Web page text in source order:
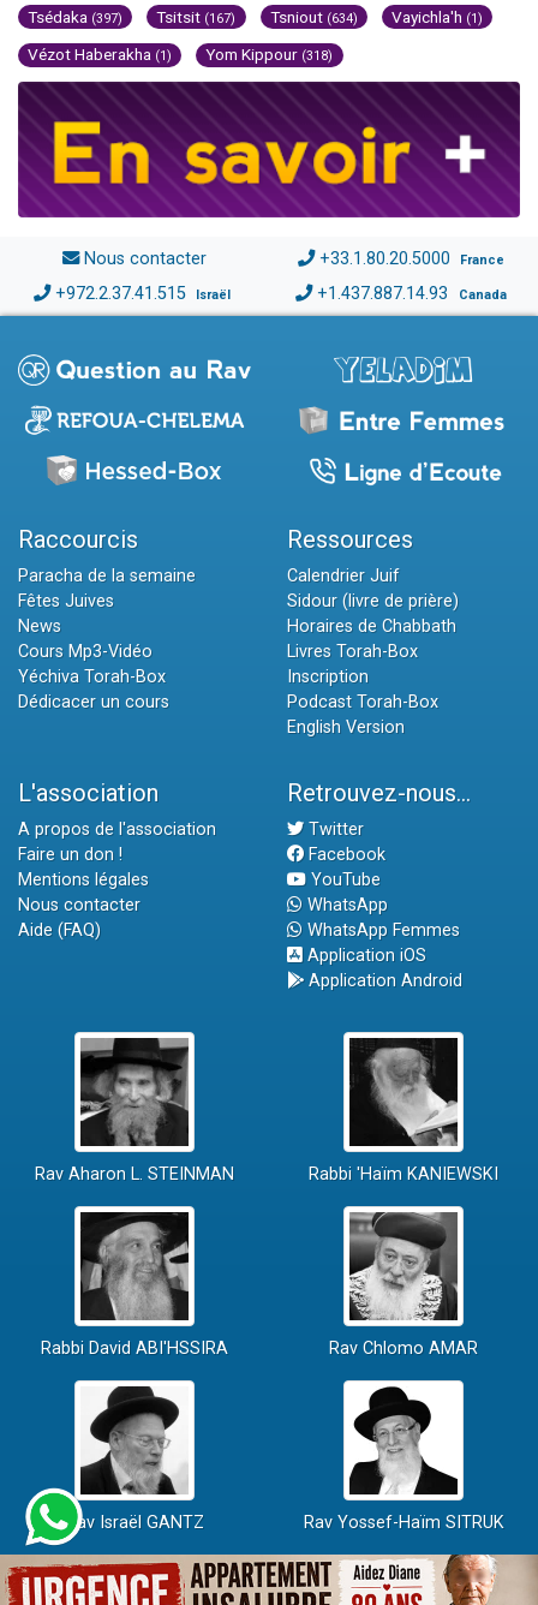
Tsédaka (397) Tsitsit (167) Tsniout (634) Vayichla'h (1)
Vézot Haberakha (1) Yom Kippour (318)
Nous contacter +33.1.80.20.5000 France
+972.2.37.41.515 Israël +1.437.887.14.93 Canada
Raccourcis
Paracha de la semaine
Fêtes Juives
News
Cours Mp3-Vidéo
Yéchiva Torah-Box
Dédicacer un cours
Ressources
Calendrier Juif
Sidour (livre de prière)
Horaires de Chabbath
Livres Torah-Box
Inscription
Podcast Torah-Box
English Version
L'association
A propos de l'association
Faire un don !
Mentions légales
Nous contacter
Aide (FAQ)
Retrouvez-nous...
Twitter
Facebook
YouTube
WhatsApp
WhatsApp Femmes
Application iOS
Application Android
Rav Aharon L. STEINMAN Rabbi 'Haïm KANIEWSKI
Rabbi David ABI'HSSIRA Rav Chlomo AMAR
Rav Israël GANTZ Rav Yossef-Haïm SITRUK